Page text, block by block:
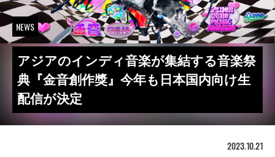
NEWS
アジアのインディ音楽が集結する音楽祭
典『金音創作獎』今年も日本国内向け生
配信が決定
2023.10.21